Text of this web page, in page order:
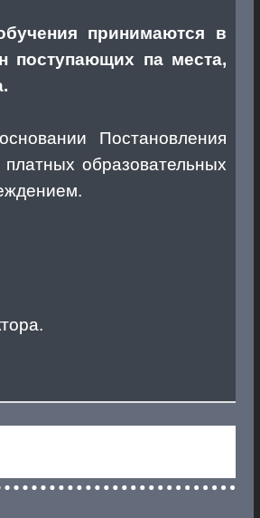
принимаются в
поступающих па места,
Постановления
образовательных